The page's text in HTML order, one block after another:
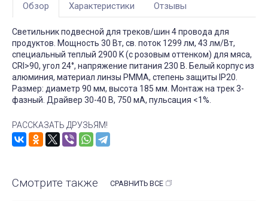
Обзор Характеристики Отзывы
Светильник подвесной для треков/шин 4 провода для
продуктов. Мощность 30 Вт, св. поток 1299 лм, 43 лм/Вт,
специальный теплый 2900 K (с розовым оттенком) для мяса,
CRI>90, угол 24°, напряжение питания 230 В. Белый корпус из
алюминия, материал линзы PMMA, степень защиты IP20.
Размер: диаметр 90 мм, высота 185 мм. Монтаж на трек 3-
фазный. Драйвер 30-40 В, 750 мА, пульсация <1%.
РАССКАЗАТЬ ДРУЗЬЯМ!
Смотрите также СРАВНИТЬ ВСЕ